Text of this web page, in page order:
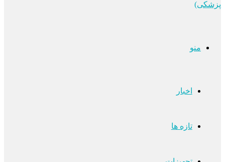
منو
اخبار
تازه ها